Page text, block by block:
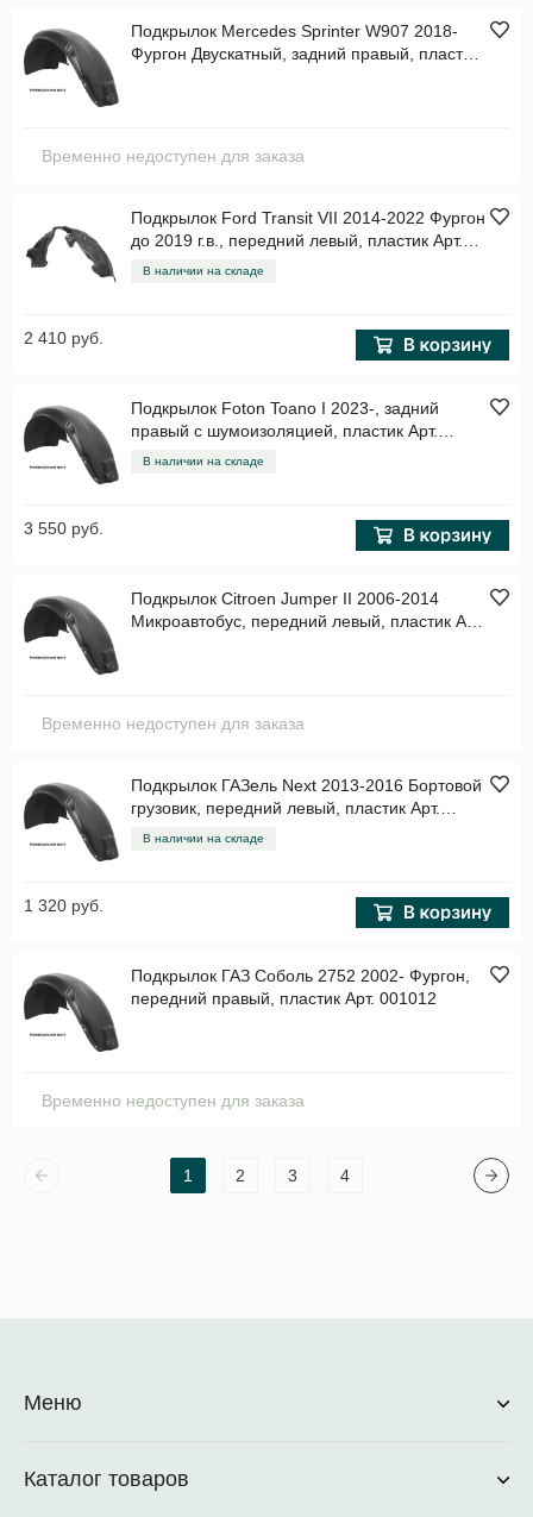
Подкрылок Mercedes Sprinter W907 2018-
Фургон Двускатный, задний правый, пластик
Временно недоступен для заказа
Подкрылок Ford Transit VII 2014-2022 Фургон
до 2019 г.в., передний левый, пластик Арт.
STFDR8016L2
В наличии на складе
2 410 руб.
Подкрылок Foton Toano I 2023-, задний
правый с шумоизоляцией, пластик Арт.
TOTEMSAN066122
В наличии на складе
3 550 руб.
Подкрылок Citroen Jumper II 2006-2014
Микроавтобус, передний левый, пластик Арт.
Временно недоступен для заказа
Подкрылок ГАЗель Next 2013-2016 Бортовой
грузовик, передний левый, пластик Арт.
NLL5303001
В наличии на складе
1 320 руб.
Подкрылок ГАЗ Соболь 2752 2002- Фургон,
передний правый, пластик Арт. 001012
Временно недоступен для заказа
1 2 3 4
Меню
Каталог товаров